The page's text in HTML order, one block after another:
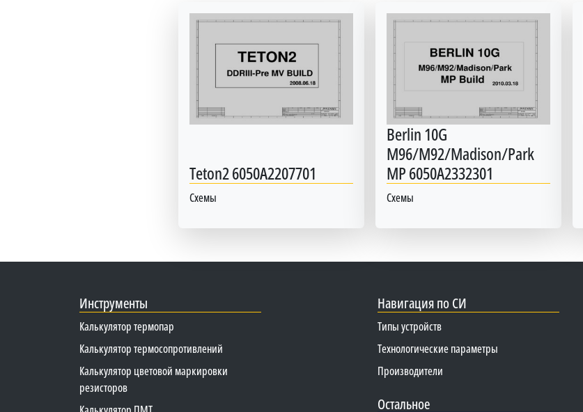
Teton2 6050A2207701
Схемы
Berlin 10G
M96/M92/Madison/Park
MP 6050A2332301
Схемы
Инструменты
Калькулятор термопар
Калькулятор термосопротивлений
Калькулятор цветовой маркировки
резисторов
Навигация по СИ
Типы устройств
Технологические параметры
Производители
Остальное